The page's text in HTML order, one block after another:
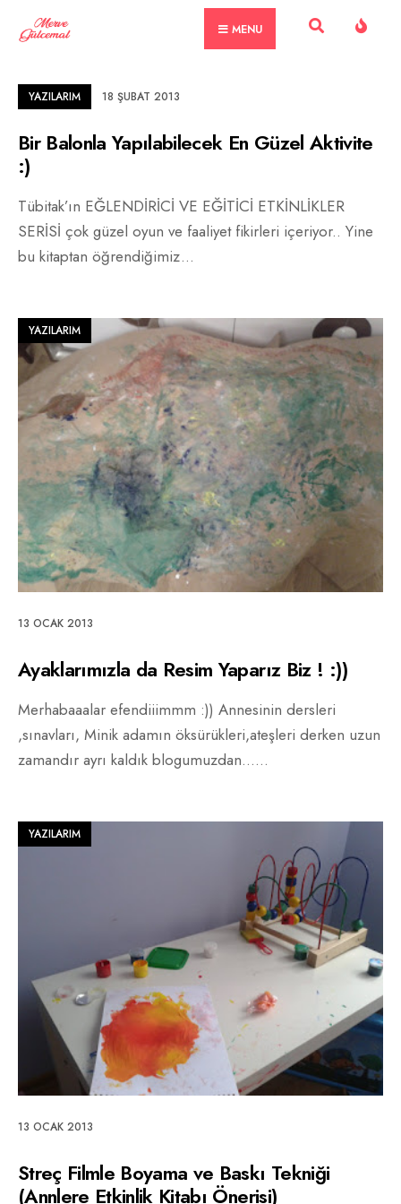
MENU
YAZILARIM 18 ŞUBAT 2013
Bir Balonla Yapılabilecek En Güzel Aktivite
:)
Tübitak’ın EĞLENDİRİCİ VE EĞİTİCİ ETKİNLİKLER
SERİSİ çok güzel oyun ve faaliyet fikirleri içeriyor.. Yine
bu kitaptan öğrendiğimiz...
YAZILARIM
13 OCAK 2013
Ayaklarımızla da Resim Yaparız Biz ! :))
Merhabaaalar efendiiimmm :)) Annesinin dersleri
,sınavları, Minik adamın öksürükleri,ateşleri derken uzun
zamandır ayrı kaldık blogumuzdan…...
YAZILARIM
13 OCAK 2013
Streç Filmle Boyama ve Baskı Tekniği
(Annlere Etkinlik Kitabı Önerisi)